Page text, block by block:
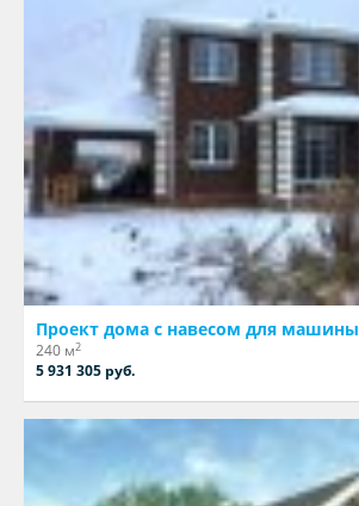
Проект дома с навесом для машины
240 м2
5 931 305 руб.